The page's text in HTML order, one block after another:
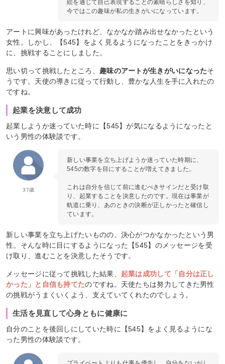
絵を通じて自己表現することの素晴らしさを知り、
今ではこの趣味が私の生きがいになっています。
アートに興味があったけれど、なかなか踏み出せなかったという
女性。しかし、【545】をよく見るようになったことをきっかけ
に、挑戦することにしました。
思い切って挑戦したところ、 趣味のアートが生きがいになったそ
うです。天使の導きに従って行動し、豊かな人生を手に入れたの
ですね。
起業を決意して成功
起業しようか迷っていた時に【545】が気になるようになったと
いう男性の体験談です。
37歳
新しい事業を立ち上げようか迷っていた時期に、
545の数字を目にすることが増えてきました。
これは自分を信じて前に進むべきサインだと受け取
り、起業することを決意したのです。現在は事業が
軌道に乗り、あのときの決断が正しかったと確信し
ています。
新しい事業を立ち上げたいものの、決心がつかなかったという男
性。そんな時に目にするようになった【545】のメッセージを受
け取り、進むことを決意したそうです。
メッセージに従って挑戦した結果、 起業は成功して「自分は正し
かった」と自信も持てたのですね。天使たちは努力してきた男性
の挑戦がうまくいくよう、支えていてくれたのでしょう。
生活を見直して心身ともに健康に
自分のことを後回しにしていた時に【545】をよく見るようにな
った男性の体験談です。